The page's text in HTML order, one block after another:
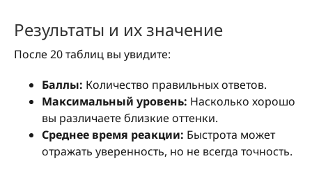
Результаты и их значение
После 20 таблиц вы увидите:
Баллы: Количество правильных ответов.
Максимальный уровень: Насколько хорошо
вы различаете близкие оттенки.
Среднее время реакции: Быстрота может
отражать уверенность, но не всегда точность.